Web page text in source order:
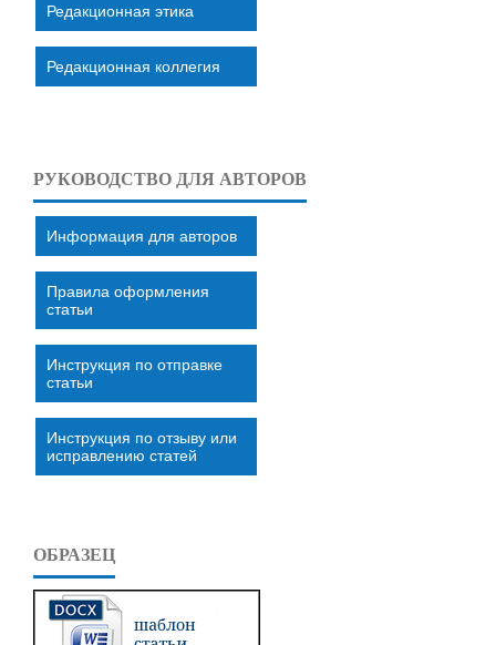
Редакционная этика
Редакционная коллегия
РУКОВОДСТВО ДЛЯ АВТОРОВ
Информация для авторов
Правила оформления
статьи
Инструкция по отправке
статьи
Инструкция по отзыву или
исправлению статей
ОБРАЗЕЦ